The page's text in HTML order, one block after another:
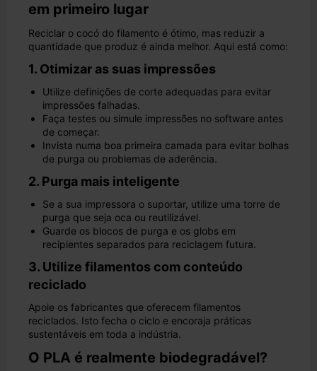
em primeiro lugar
Reciclar o cocó do filamento é ótimo, mas reduzir a
quantidade que produz é ainda melhor. Aqui está como:
1. Otimizar as suas impressões
Utilize definições de corte adequadas para evitar
impressões falhadas.
Faça testes ou simule impressões no software antes
de começar.
Invista numa boa primeira camada para evitar bolhas
de purga ou problemas de aderência.
2. Purga mais inteligente
Se a sua impressora o suportar, utilize uma torre de
purga que seja oca ou reutilizável.
Guarde os blocos de purga e os globs em
recipientes separados para reciclagem futura.
3. Utilize filamentos com conteúdo
reciclado
Apoie os fabricantes que oferecem filamentos
reciclados. Isto fecha o ciclo e encoraja práticas
sustentáveis em toda a indústria.
O PLA é realmente biodegradável?